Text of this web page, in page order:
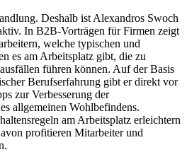
Deshalb ist Alexandros Swoch
In B2B-Vorträgen für Firmen zeigt
welche typischen und
es am Arbeitsplatz gibt, die zu
führen können. Auf der Basis
Berufserfahrung gibt er direkt vor
zur Verbesserung der
allgemeinen Wohlbefindens.
am Arbeitsplatz erleichtern
profitieren Mitarbeiter und